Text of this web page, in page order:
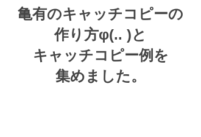
亀有のキャッチコピーの
作り方φ(.. )と
キャッチコピー例を
集めました。